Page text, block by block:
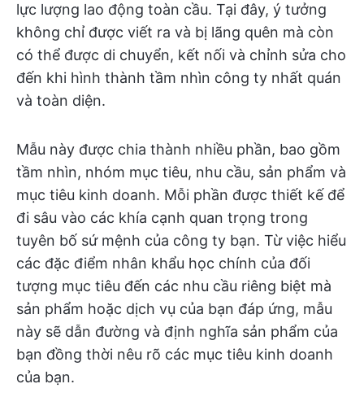
lực lượng lao động toàn cầu. Tại đây, ý tưởng
không chỉ được viết ra và bị lãng quên mà còn
có thể được di chuyển, kết nối và chỉnh sửa cho
đến khi hình thành tầm nhìn công ty nhất quán
và toàn diện.
Mẫu này được chia thành nhiều phần, bao gồm
tầm nhìn, nhóm mục tiêu, nhu cầu, sản phẩm và
mục tiêu kinh doanh. Mỗi phần được thiết kế để
đi sâu vào các khía cạnh quan trọng trong
tuyên bố sứ mệnh của công ty bạn. Từ việc hiểu
các đặc điểm nhân khẩu học chính của đối
tượng mục tiêu đến các nhu cầu riêng biệt mà
sản phẩm hoặc dịch vụ của bạn đáp ứng, mẫu
này sẽ dẫn đường và định nghĩa sản phẩm của
bạn đồng thời nêu rõ các mục tiêu kinh doanh
của bạn.